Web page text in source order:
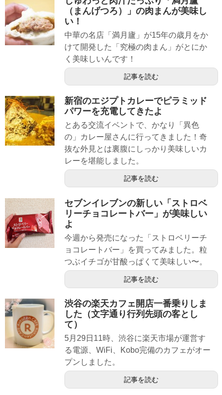
（まんげつろ）」の肉まんが美味し
い！
中華の名店「満月廬」が15年の歳月をか
けて開発した「究極の肉まん」がとにか
く美味しいんです！
記事を読む
新宿のエジプトカレーでピラミッド
パワーを充電してきたよ
とある交流イベントで、かなり「異色
の」カレー屋さんに行ってきました！奇
抜な外見とは裏腹にしっかり美味しいカ
レーを堪能しました。
記事を読む
セブンイレブンの新しい「ストロベ
リーチョコレートバー」が美味しい
よ
今週から発売になった「ストロベリーチ
ョコレートバー」を買ってみました。粒
つぶイチゴが甘酸っぱくて美味しい〜。
記事を読む
渋谷の楽天カフェ開店一番乗りしま
した（文字通り行列先頭の客とし
て）
5月29日11時、渋谷に楽天市場が運営す
る電源、WiFi、Kobo完備のカフェがオー
プンしました。
記事を読む